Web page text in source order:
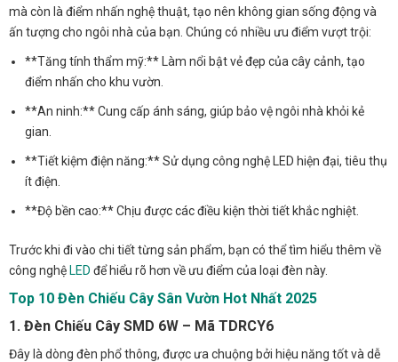
mà còn là điểm nhấn nghệ thuật, tạo nên không gian sống động và
ấn tượng cho ngôi nhà của bạn. Chúng có nhiều ưu điểm vượt trội:
**Tăng tính thẩm mỹ:** Làm nổi bật vẻ đẹp của cây cảnh, tạo
điểm nhấn cho khu vườn.
**An ninh:** Cung cấp ánh sáng, giúp bảo vệ ngôi nhà khỏi kẻ
gian.
**Tiết kiệm điện năng:** Sử dụng công nghệ LED hiện đại, tiêu thụ
ít điện.
**Độ bền cao:** Chịu được các điều kiện thời tiết khắc nghiệt.
Trước khi đi vào chi tiết từng sản phẩm, bạn có thể tìm hiểu thêm về
công nghệ LED để hiểu rõ hơn về ưu điểm của loại đèn này.
Top 10 Đèn Chiếu Cây Sân Vườn Hot Nhất 2025
1. Đèn Chiếu Cây SMD 6W – Mã TDRCY6
Đây là dòng đèn phổ thông, được ưa chuộng bởi hiệu năng tốt và dễ